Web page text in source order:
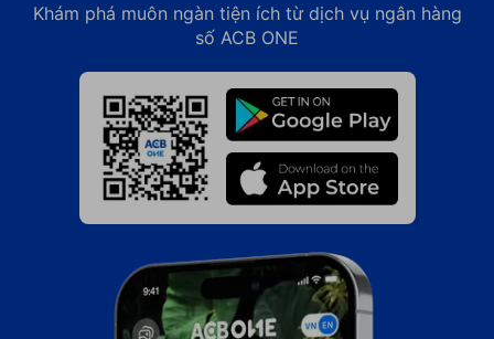
Khám phá muôn ngàn tiện ích từ dịch vụ ngân hàng
số ACB ONE